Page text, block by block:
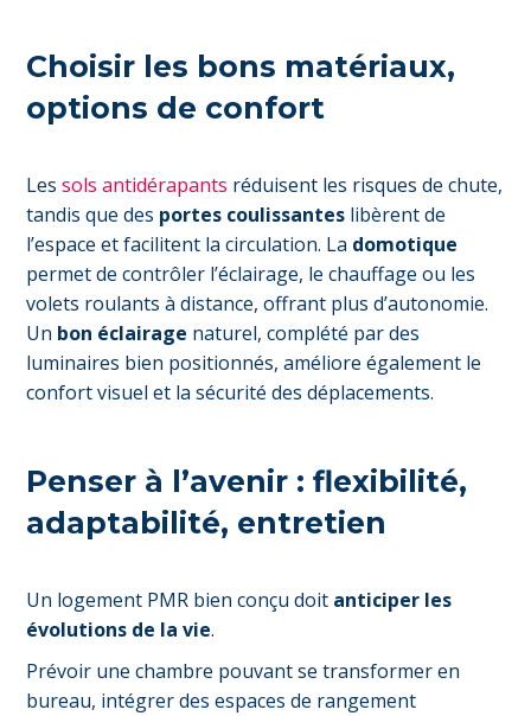
Choisir les bons matériaux,
options de confort
Lessols antidérapants réduisent les risques de chute,
tandis que des portes coulissantes libèrent de
l’espace et facilitent la circulation. La domotique
permet de contrôler l’éclairage, le chauffage ou les
volets roulants à distance, offrant plus d’autonomie.
Un bon éclairage naturel, complété par des
luminaires bien positionnés, améliore également le
confort visuel et la sécurité des déplacements.
Penser à l’avenir : flexibilité,
adaptabilité, entretien
Un logement PMR bien conçu doit anticiper les
évolutions de la vie.
Prévoir une chambre pouvant se transformer en
bureau, intégrer des espaces de rangement